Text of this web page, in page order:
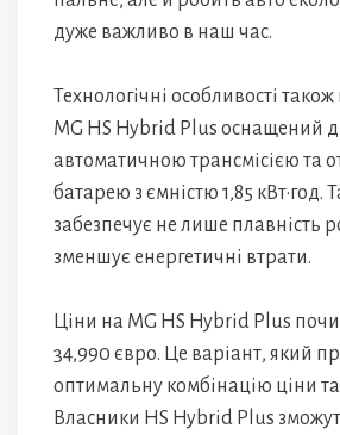
дуже важливо в наш час.
Технологічні особливості
MG HS Hybrid Plus оснащений
автоматичною трансмісією та
батарею з ємністю 1,85 кВт·год.
забезпечує не лише плавність
зменшує енергетичні втрати.
Ціни на MG HS Hybrid Plus
34,990 євро. Це варіант, який
оптимальну комбінацію ціни та
Власники HS Hybrid Plus